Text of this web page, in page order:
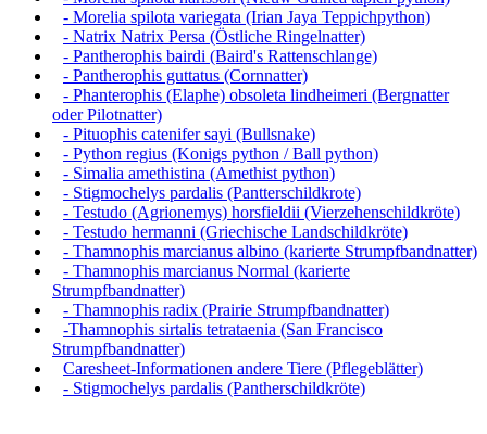
- Morelia spilota variegata (Irian Jaya Teppichpython)
- Natrix Natrix Persa (Östliche Ringelnatter)
- Pantherophis bairdi (Baird's Rattenschlange)
- Pantherophis guttatus (Cornnatter)
- Phanterophis (Elaphe) obsoleta lindheimeri (Bergnatter
oder Pilotnatter)
- Pituophis catenifer sayi (Bullsnake)
- Python regius (Konigs python / Ball python)
- Simalia amethistina (Amethist python)
- Stigmochelys pardalis (Pantterschildkrote)
- Testudo (Agrionemys) horsfieldii (Vierzehenschildkröte)
- Testudo hermanni (Griechische Landschildkröte)
- Thamnophis marcianus albino (karierte Strumpfbandnatter)
- Thamnophis marcianus Normal (karierte
Strumpfbandnatter)
- Thamnophis radix (Prairie Strumpfbandnatter)
-Thamnophis sirtalis tetrataenia (San Francisco
Strumpfbandnatter)
Caresheet-Informationen andere Tiere (Pflegeblätter)
- Stigmochelys pardalis (Pantherschildkröte)